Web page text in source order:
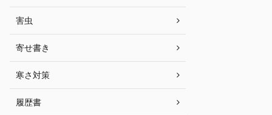
害虫
寄せ書き
寒さ対策
履歴書